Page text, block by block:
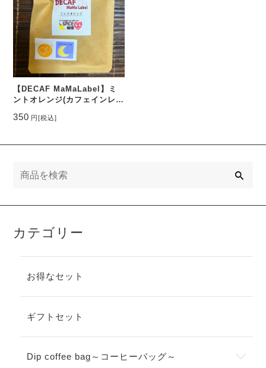
【DECAF MaMaLabel】ミ
ントオレンジ(カフェインレ
350 円[税込]
カテゴリー
お得なセット
ギフトセット
Dip coffee bag～コーヒーバッグ～